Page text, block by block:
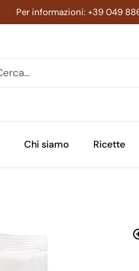
Per informazioni: +39 049
Chi siamo Ricette